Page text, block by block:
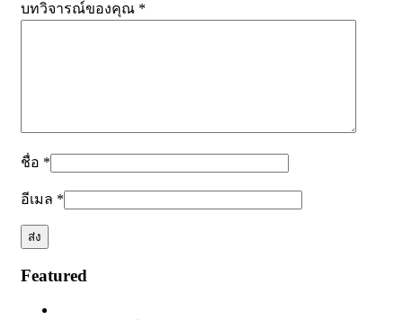
บทวิจารณ์ของคุณ *
ชื่อ *
อีเมล *
Featured